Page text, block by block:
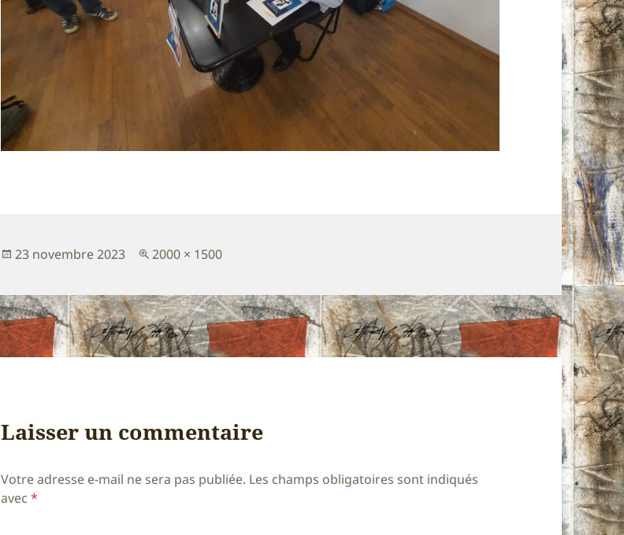
Publié
23 novembre 2023
Taille
2000 × 1500
Laisser un commentaire
Votre adresse e-mail ne sera pas publiée. Les champs obligatoires sont indiqués
avec*